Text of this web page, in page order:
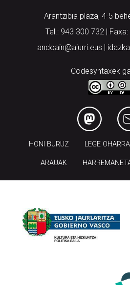
Arantzibia plaza, 4-5
Tel.: 943 300 732 |
andoain@aiurri.eus |
Codesyntaxek
HONI BURUZ LEGE OHARRA
ARAUAK